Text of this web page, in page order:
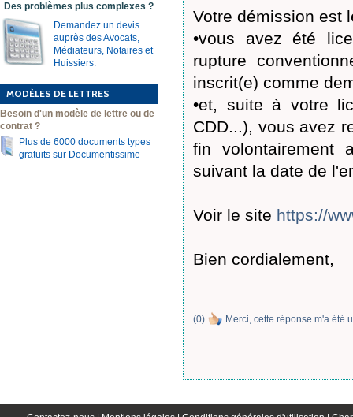
Des problèmes plus complexes ?
Demandez un devis
auprès des Avocats,
Médiateurs, Notaires et
Huissiers.
MODÈLES DE LETTRES
Besoin d'un modèle de lettre ou de
contrat ?
Plus de 6000 documents types
gratuits sur Documentissime
Votre démission est
•vous avez été
rupture
inscrit(e) comme
•et, suite à votre
CDD...), vous avez
fin volontairement
suivant la date de
Voir le site https://
Bien cordialement,
(0) Merci, cette réponse m'a été